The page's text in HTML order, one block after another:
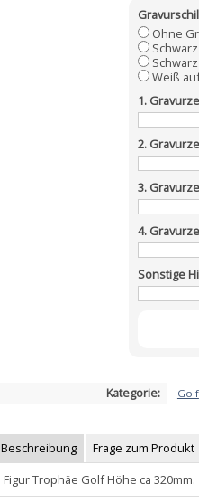
Ohne
Weiß
1.
2.
3.
4.
Sonstige
Kategorie: Golf
Beschreibung
Frage zum Produkt
Figur Trophäe Golf Höhe ca 320mm.